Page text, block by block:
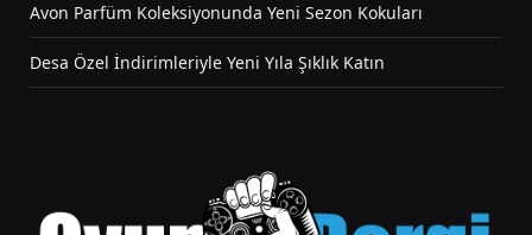
Avon Parfüm Koleksiyonunda Yeni Sezon Kokuları
Desa Özel İndirimleriyle Yeni Yıla Şıklık Katın